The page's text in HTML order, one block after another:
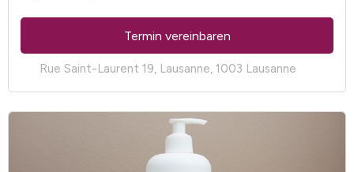
Rue Saint-Laurent 19, Lausanne, 1003 Lausanne
Termin vereinbaren